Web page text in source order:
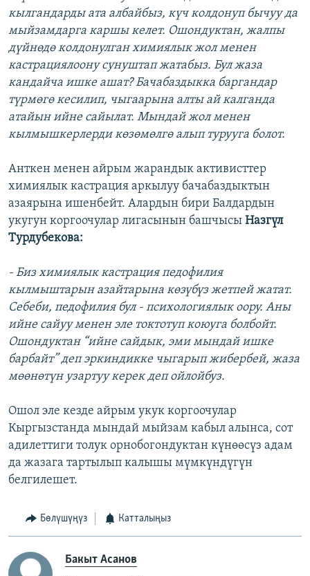
кылгандарды ата албайбыз, күч колдонуп бычуу да
мыйзамдарга каршы келет. Ошондуктан, жалпы
дүйнөдө колдонулган химиялык жол менен
кастрациялоону сунуштап жатабыз. Бул жаза
кандайча ишке ашат? Бачабаздыкка баргандар
түрмөгө кесилип, чыгаарына алты ай калганда
атайын ийне сайылат. Мындай жол менен
кылмышкерлерди көзөмөлгө алып турууга болот.
Анткен менен айрым жарандык активисттер
химиялык кастрация аркылуу бачабаздыктын
азаярына ишенбейт. Алардын бири Балдардын
укугун коргоочулар лигасынын башчысы Назгүл
Турдубекова:
- Биз химиялык кастрация педофилия
кылмыштарын азайтарына көзүбүз жетпей жатат.
Себеби, педофилия бул - психологиялык оору. Аны
ийне сайуу менен эле токтотуп коюуга болбойт.
Ошондуктан “ийне сайдык, эми мындай ишке
барбайт” деп эркиндикке чыгарып жибербей, жаза
мөөнөтүн узартуу керек деп ойлойбуз.
Ошол эле кезде айрым укук коргоочулар
Кыргызстанда мындай мыйзам кабыл алынса, сот
адилеттиги толук орнобогондуктан күнөөсүз адам
да жазага тартылып калышы мүмкүндүгүн
белгилешет.
Бөлүшүңүз Катталыңыз
Бакыт Асанов